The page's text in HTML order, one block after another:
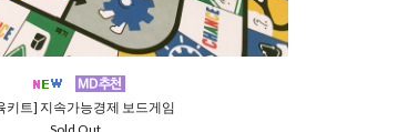
키트] 지속가능경제 보드게임